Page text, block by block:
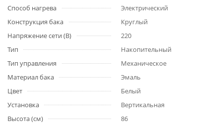
Способ нагрева
Электрический
Конструкция бака
Круглый
Напряжение сети (В)
220
Тип
Накопительный
Тип управления
Механическое
Материал бака
Эмаль
Цвет
Белый
Установка
Вертикальная
Высота (см)
86